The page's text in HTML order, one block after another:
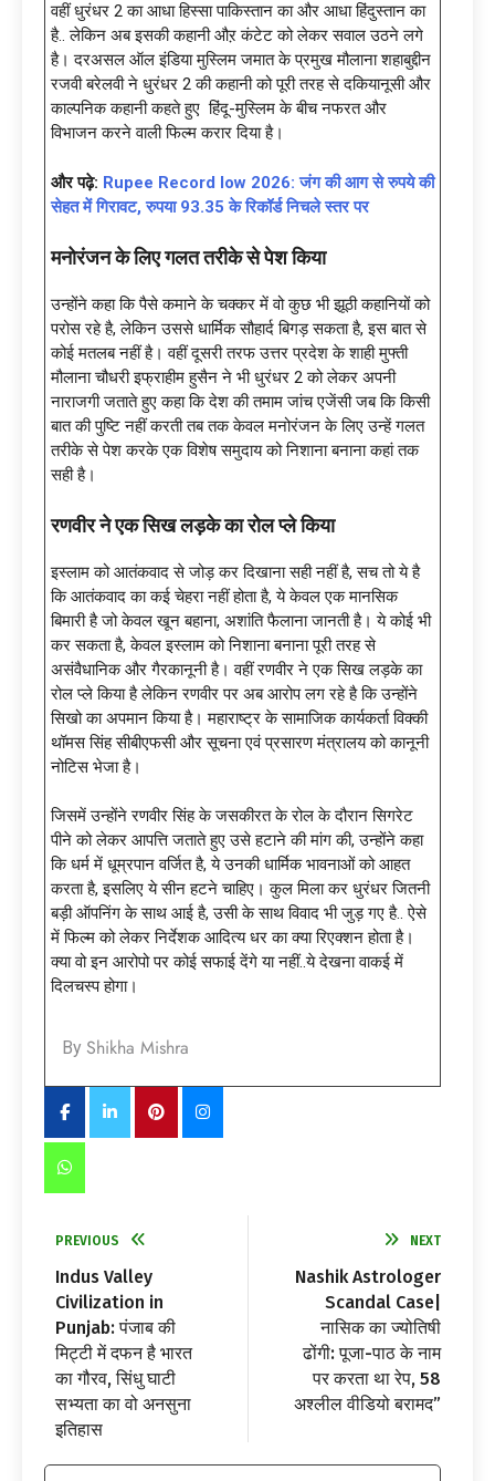
वहीं धुरंधर 2 का आधा हिस्सा पाकिस्तान का और आधा हिंदुस्तान का
है.. लेकिन अब इसकी कहानी औऱ कंटेट को लेकर सवाल उठने लगे
है। दरअसल ऑल इंडिया मुस्लिम जमात के प्रमुख मौलाना शहाबुद्दीन
रजवी बरेलवी ने धुरंधर 2 की कहानी को पूरी तरह से दकियानूसी और
काल्पनिक कहानी कहते हुए हिंदू-मुस्लिम के बीच नफरत और
विभाजन करने वाली फिल्म करार दिया है।
और पढ़े: Rupee Record low 2026: जंग की आग से रुपये की
सेहत में गिरावट, रुपया 93.35 के रिकॉर्ड निचले स्तर पर
मनोरंजन के लिए गलत तरीके से पेश किया
उन्होंने कहा कि पैसे कमाने के चक्कर में वो कुछ भी झूठी कहानियों को
परोस रहे है, लेकिन उससे धार्मिक सौहार्द बिगड़ सकता है, इस बात से
कोई मतलब नहीं है। वहीं दूसरी तरफ उत्तर प्रदेश के शाही मुफ्ती
मौलाना चौधरी इफ्राहीम हुसैन ने भी धुरंधर 2 को लेकर अपनी
नाराजगी जताते हुए कहा कि देश की तमाम जांच एजेंसी जब कि किसी
बात की पुष्टि नहीं करती तब तक केवल मनोरंजन के लिए उन्हें गलत
तरीके से पेश करके एक विशेष समुदाय को निशाना बनाना कहां तक
सही है।
रणवीर ने एक सिख लड़के का रोल प्ले किया
इस्लाम को आतंकवाद से जोड़ कर दिखाना सही नहीं है, सच तो ये है
कि आतंकवाद का कई चेहरा नहीं होता है, ये केवल एक मानसिक
बिमारी है जो केवल खून बहाना, अशांति फैलाना जानती है। ये कोई भी
कर सकता है, केवल इस्लाम को निशाना बनाना पूरी तरह से
असंवैधानिक और गैरकानूनी है। वहीं रणवीर ने एक सिख लड़के का
रोल प्ले किया है लेकिन रणवीर पर अब आरोप लग रहे है कि उन्होंने
सिखो का अपमान किया है। महाराष्ट्र के सामाजिक कार्यकर्ता विक्की
थॉमस सिंह सीबीएफसी और सूचना एवं प्रसारण मंत्रालय को कानूनी
नोटिस भेजा है।
जिसमें उन्होंने रणवीर सिंह के जसकीरत के रोल के दौरान सिगरेट
पीने को लेकर आपत्ति जताते हुए उसे हटाने की मांग की, उन्होंने कहा
कि धर्म में धूम्रपान वर्जित है, ये उनकी धार्मिक भावनाओं को आहत
करता है, इसलिए ये सीन हटने चाहिए। कुल मिला कर धुरंधर जितनी
बड़ी ऑपनिंग के साथ आई है, उसी के साथ विवाद भी जुड़ गए है.. ऐसे
में फिल्म को लेकर निर्देशक आदित्य धर का क्या रिएक्शन होता है।
क्या वो इन आरोपो पर कोई सफाई देंगे या नहीं..ये देखना वाकई में
दिलचस्प होगा।
By Shikha Mishra
PREVIOUS
Indus Valley
Civilization in
Punjab: पंजाब की
मिट्टी में दफन है भारत
का गौरव, सिंधु घाटी
सभ्यता का वो अनसुना
इतिहास
NEXT
Nashik Astrologer
Scandal Case|
नासिक का ज्योतिषी
ढोंगी: पूजा-पाठ के नाम
पर करता था रेप, 58
अश्लील वीडियो बरामद”